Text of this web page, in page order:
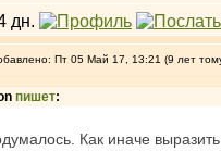
Пт 05 Май 17, 13:21 (9 лет
пишет:
Как иначе